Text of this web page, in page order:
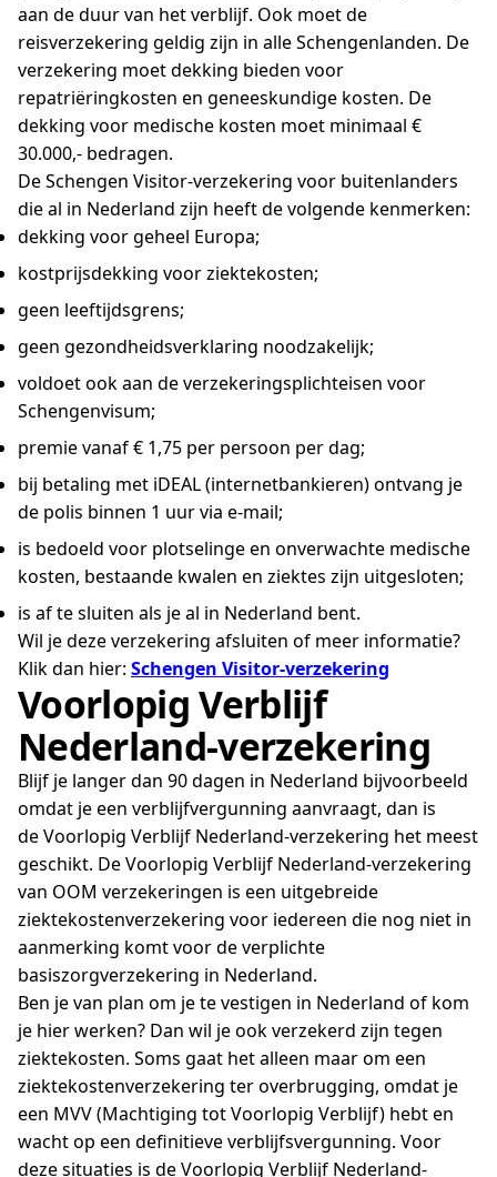
aan de duur van het verblijf. Ook moet de
reisverzekering geldig zijn in alle Schengenlanden. De
verzekering moet dekking bieden voor
repatriëringkosten en geneeskundige kosten. De
dekking voor medische kosten moet minimaal €
30.000,- bedragen.
De Schengen Visitor-verzekering voor buitenlanders
die al in Nederland zijn heeft de volgende kenmerken:
dekking voor geheel Europa;
kostprijsdekking voor ziektekosten;
geen leeftijdsgrens;
geen gezondheidsverklaring noodzakelijk;
voldoet ook aan de verzekeringsplichteisen voor
Schengenvisum;
premie vanaf € 1,75 per persoon per dag;
bij betaling met iDEAL (internetbankieren) ontvang je
de polis binnen 1 uur via e-mail;
is bedoeld voor plotselinge en onverwachte medische
kosten, bestaande kwalen en ziektes zijn uitgesloten;
is af te sluiten als je al in Nederland bent.
Wil je deze verzekering afsluiten of meer informatie?
Klik dan hier: Schengen Visitor-verzekering
Voorlopig Verblijf
Nederland-verzekering
Blijf je langer dan 90 dagen in Nederland bijvoorbeeld
omdat je een verblijfvergunning aanvraagt, dan is
de Voorlopig Verblijf Nederland-verzekering het meest
geschikt. De Voorlopig Verblijf Nederland-verzekering
van OOM verzekeringen is een uitgebreide
ziektekostenverzekering voor iedereen die nog niet in
aanmerking komt voor de verplichte
basiszorgverzekering in Nederland.
Ben je van plan om je te vestigen in Nederland of kom
je hier werken? Dan wil je ook verzekerd zijn tegen
ziektekosten. Soms gaat het alleen maar om een
ziektekostenverzekering ter overbrugging, omdat je
een MVV (Machtiging tot Voorlopig Verblijf) hebt en
wacht op een definitieve verblijfsvergunning. Voor
deze situaties is de Voorlopig Verblijf Nederland-